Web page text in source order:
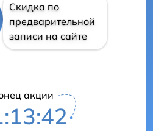
Скидка по
предварительной
записи на сайте
акции